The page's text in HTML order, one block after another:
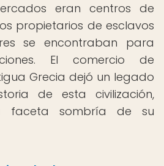
eran centros de
propietarios de esclavos
se encontraban para
El comercio de
Grecia dejó un legado
de esta civilización,
faceta sombría de su